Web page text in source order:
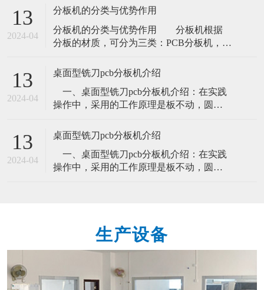
品品质造成严重影响，所以人工折板已基
点如下1、走刀式分板机 优点：成本低 缺
点：只能进行直线分板。有毛边 有应力。
13
2024-04
分板机的分类与优势作用
​分板机的分类与优势作用​ 分板机根据
分板的材质，可分为三类：PCB分板机，
板方式，可分为：刀式分板机、冲压式分
型分割机。 分板机的主要优势作用有
提高生产效率、 提高产品质量、降低制造
13
2024-04
桌面型铣刀pcb分板机介绍
一、桌面型铣刀pcb分板机介绍：在实践
操作中，采用的工作原理是板不动，圆刀
板电子元件在切割过程中，不受到危害，
大大提高了分板品质。要知道，设备在分
板的过程中，都是会出现许多的磨损情
况，而祥杰分板机因为其独特的分板方式
13
2024-04
桌面型铣刀pcb分板机介绍
一、桌面型铣刀pcb分板机介绍：在实践
操作中，采用的工作原理是板不动，圆刀
况，而祥杰分板机因为其独特的分板方式
就能极好的防止这一点。其圆刀滑移速
生产设备